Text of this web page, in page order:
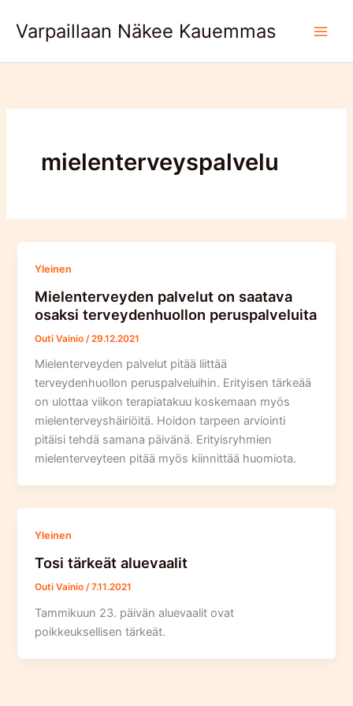
Varpaillaan Näkee Kauemmas
mielenterveyspalvelu
Yleinen
Mielenterveyden palvelut on saatava
osaksi terveydenhuollon peruspalveluita
Outi Vainio /29.12.2021
Mielenterveyden palvelut pitää liittää
terveydenhuollon peruspalveluihin. Erityisen tärkeää
on ulottaa viikon terapiatakuu koskemaan myös
mielenterveyshäiriöitä. Hoidon tarpeen arviointi
pitäisi tehdä samana päivänä. Erityisryhmien
mielenterveyteen pitää myös kiinnittää huomiota.
Yleinen
Tosi tärkeät aluevaalit
Outi Vainio/7.11.2021
Tammikuun 23. päivän aluevaalit ovat
poikkeuksellisen tärkeät.